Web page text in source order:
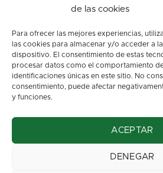
de las cookies
Para ofrecer las mejores experiencias,
las cookies para almacenar y/o acceder a
dispositivo. El consentimiento de estas
procesar datos como el comportamiento
identificaciones únicas en este sitio. No
consentimiento, puede afectar
y funciones.
ACEPTAR
DENEGAR
c/ Los arenales, s/n.
Oviedo. Asturias
info@floresbegona.es
Teléfono: 985 22 45 63